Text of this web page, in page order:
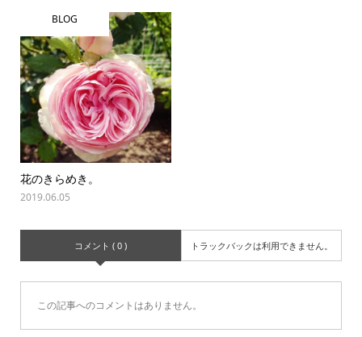
BLOG
花のきらめき。
2019.06.05
コメント ( 0 ) トラックバックは利用できません。
この記事へのコメントはありません。